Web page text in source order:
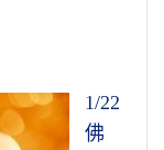
1/22
佛